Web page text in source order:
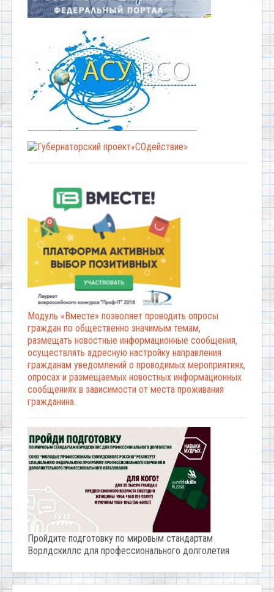
Модуль «Вместе» позволяет проводить опросы
граждан по общественно значимым темам,
размещать новостные информационные сообщения,
осуществлять адресную настройку направления
гражданам уведомлений о проводимых мероприятиях,
опросах и размещаемых новостных информационных
сообщениях в зависимости от места проживания
гражданина.
Пройдите подготовку по мировым стандартам
Ворлдскиллс для профессионального долголетия